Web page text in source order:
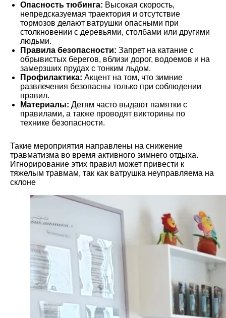
Опасность тюбинга: Высокая скорость,
непредсказуемая траектория и отсутствие
тормозов делают ватрушки опасными при
столкновении с деревьями, столбами или другими
людьми.
Правила безопасности: Запрет на катание с
обрывистых берегов, вблизи дорог, водоемов и на
замерзших прудах с тонким льдом.
Профилактика: Акцент на том, что зимние
развлечения безопасны только при соблюдении
правил.
Материалы: Детям часто выдают памятки с
правилами, а также проводят викторины по
технике безопасности.
Такие мероприятия направлены на снижение
травматизма во время активного зимнего отдыха.
Игнорирование этих правил может привести к
тяжелым травмам, так как ватрушка неуправляема на
склоне